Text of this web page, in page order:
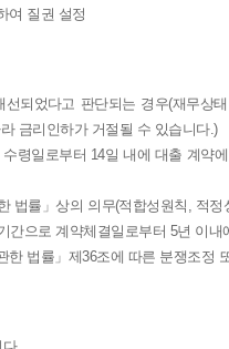
여 질권 설정
되었다고 판단되는 경우(재무상
금리인하가 거절될 수 있습니다.)
령일로부터 14일 내에 대출 계
법률」상의 의무(적합성원칙, 적
간으로 계약체결일로부터 5년 이
한 법률 」제36조에 따른 분쟁조정